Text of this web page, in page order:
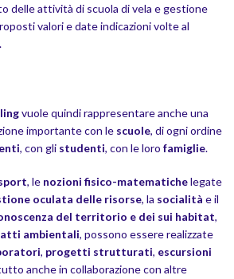
delle attività di scuola di vela e gestione
valori e date indicazioni volte al
vuole quindi rappresentare anche una
importante con le scuole, di ogni ordine
, con gli studenti, con le loro famiglie.
, le nozioni fisico-matematichelegate
oculata delle risorse, la socialità e il
del territorio e dei sui habitat,
ambientali, possono essere realizzate
, progetti strutturati, escursioni
anche in collaborazione con altre